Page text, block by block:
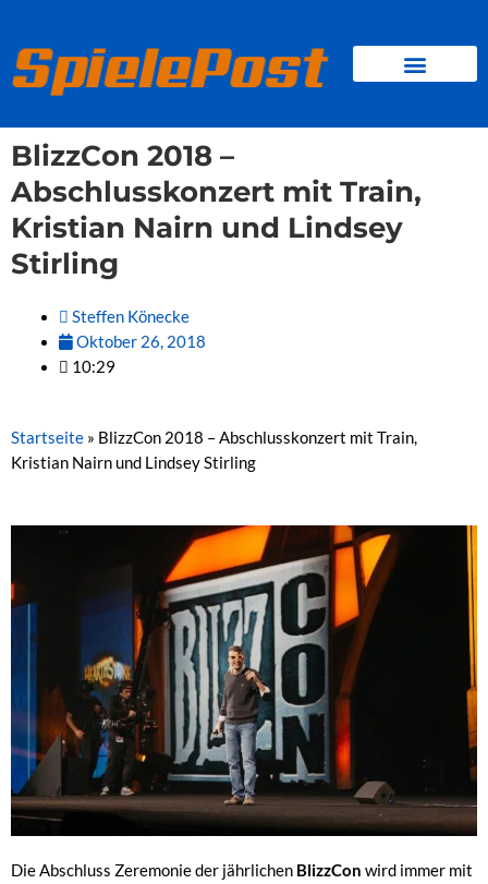
springen
BlizzCon 2018 –
Abschlusskonzert mit Train,
Kristian Nairn und Lindsey
Stirling
Steffen Könecke
Oktober 26, 2018
10:29
Startseite » BlizzCon 2018 – Abschlusskonzert mit Train,
Kristian Nairn und Lindsey Stirling
Die Abschluss Zeremonie der jährlichen BlizzCon wird immer mit